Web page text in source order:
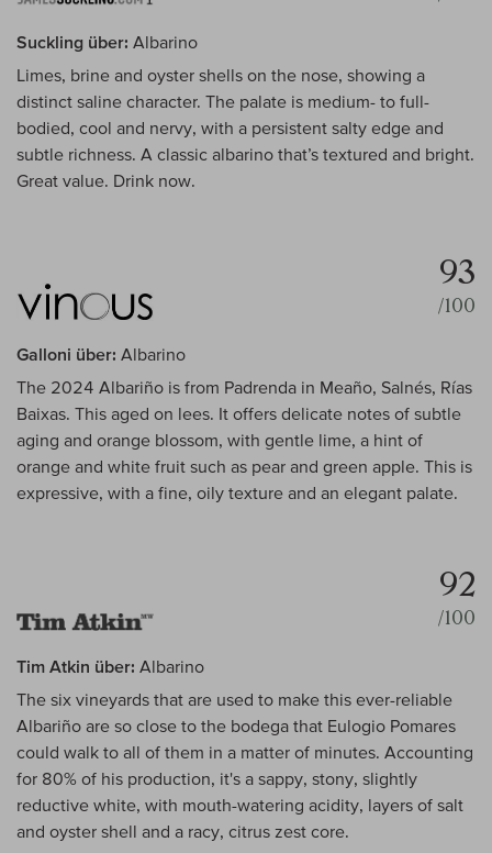
Suckling über: Albarino
Limes, brine and oyster shells on the nose, showing a
distinct saline character. The palate is medium- to full-
bodied, cool and nervy, with a persistent salty edge and
subtle richness. A classic albarino that’s textured and bright.
Great value. Drink now.
93
/100
Galloni über: Albarino
The 2024 Albariño is from Padrenda in Meaño, Salnés, Rías
Baixas. This aged on lees. It offers delicate notes of subtle
aging and orange blossom, with gentle lime, a hint of
orange and white fruit such as pear and green apple. This is
expressive, with a fine, oily texture and an elegant palate.
92
/100
Tim Atkin über: Albarino
The six vineyards that are used to make this ever-reliable
Albariño are so close to the bodega that Eulogio Pomares
could walk to all of them in a matter of minutes. Accounting
for 80% of his production, it's a sappy, stony, slightly
reductive white, with mouth-watering acidity, layers of salt
and oyster shell and a racy, citrus zest core.